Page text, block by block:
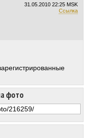
фото
31.05.2010 22:25 MSK
Ссылка